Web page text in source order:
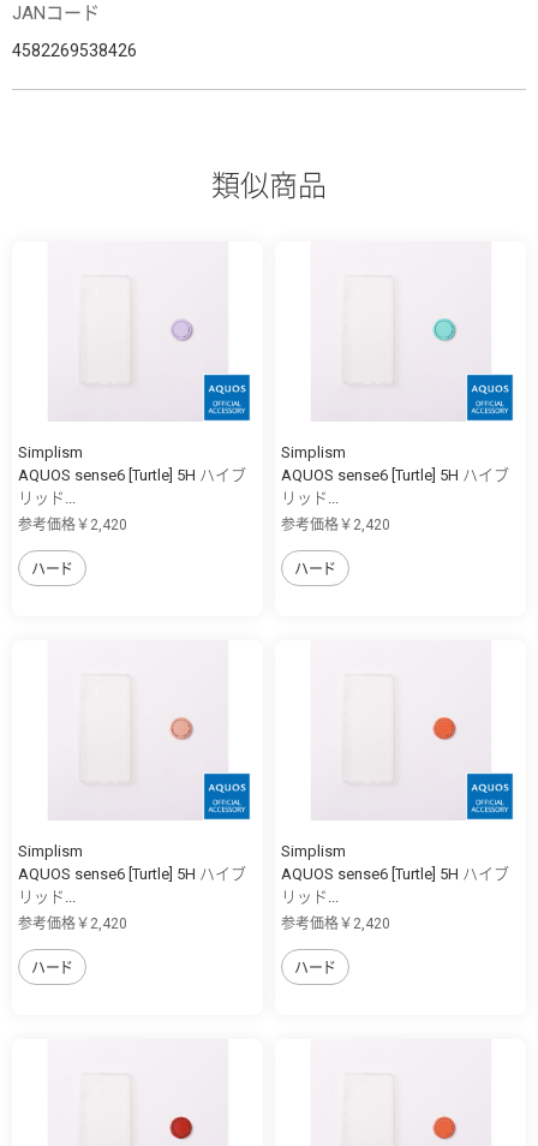
JANコード
4582269538426
類似商品
Simplism
AQUOS sense6 [Turtle] 5H ハイブ
リッド...
参考価格￥2,420
ハード
Simplism
AQUOS sense6 [Turtle] 5H ハイブ
リッド...
参考価格￥2,420
ハード
Simplism
AQUOS sense6 [Turtle] 5H ハイブ
リッド...
参考価格￥2,420
ハード
Simplism
AQUOS sense6 [Turtle] 5H ハイブ
リッド...
参考価格￥2,420
ハード